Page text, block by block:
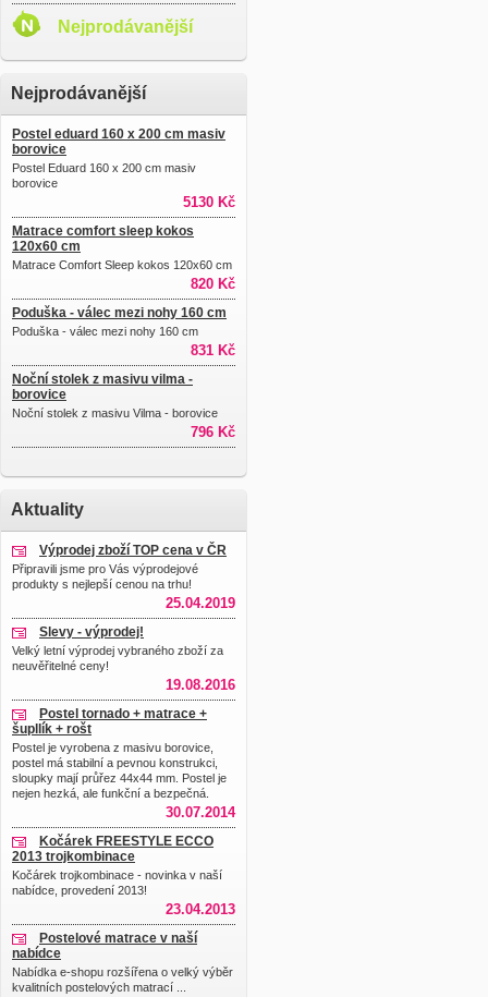
Nejprodávanější
Nejprodávanější
Postel eduard 160 x 200 cm masiv
borovice
Postel Eduard 160 x 200 cm masiv
borovice
5130 Kč
Matrace comfort sleep kokos
120x60 cm
Matrace Comfort Sleep kokos 120x60 cm
820 Kč
Poduška - válec mezi nohy 160 cm
Poduška - válec mezi nohy 160 cm
831 Kč
Noční stolek z masivu vilma -
borovice
Noční stolek z masivu Vilma - borovice
796 Kč
Aktuality
Výprodej zboží TOP cena v ČR
Připravili jsme pro Vás výprodejové
produkty s nejlepší cenou na trhu!
25.04.2019
Slevy - výprodej!
Velký letní výprodej vybraného zboží za
neuvěřitelné ceny!
19.08.2016
Postel tornado + matrace +
šupllík + rošt
Postel je vyrobena z masivu borovice,
postel má stabilní a pevnou konstrukci,
sloupky mají průřez 44x44 mm. Postel je
nejen hezká, ale funkční a bezpečná.
30.07.2014
Kočárek FREESTYLE ECCO
2013 trojkombinace
Kočárek trojkombinace - novinka v naší
nabídce, provedení 2013!
23.04.2013
Postelové matrace v naší
nabídce
Nabídka e-shopu rozšířena o velký výběr
kvalitních postelových matrací ...